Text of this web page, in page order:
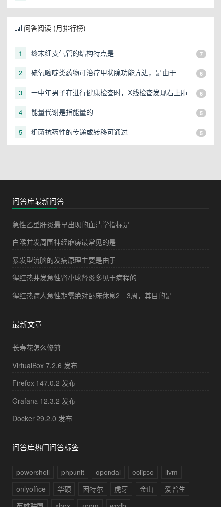
问答阅读 (月排行榜)
1 终末细支气管的结构特点是 7
2 硫氧嘧啶类药物可治疗甲状腺功能亢进，是由于 6
3
一中年男子在进行健康检查时，X线检查发现右上肺
6
4 能量代谢是指能量的 5
5 细菌抗药性的传递或转移可通过 5
问答库最新问答
急性乙型肝炎最早出现的血清学指标是
白喉并发周围神经麻痹最常见的是
暴发型流脑的发病原理主要是由于
猩红热并发急性肾小球肾炎多见于病程的
猩红热病人急性期需绝对卧床休息2－3周，其目的是
最新文章
长寿花怎么修剪
VirtualBox 7.2.6 发布
Firefox 147.0.2 发布
Grafana 12.3.2 发布
Docker 29.2.0 发布
问答库热门问答标签
powershell phpunit opendal eclipse
llvm
onlyoffice
华硕 因特尔 虎牙 金山
爱普生